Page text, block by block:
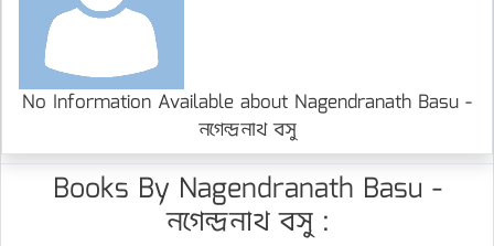
No Information Available about Nagendranath Basu -
নগেন্দ্রনাথ বসু
Books By Nagendranath Basu -
নগেন্দ্রনাথ বসু :